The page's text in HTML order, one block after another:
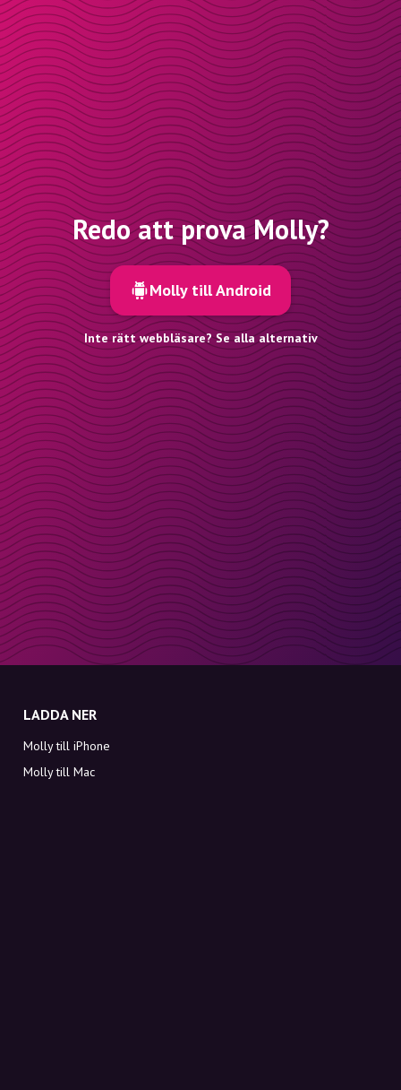
Redo att prova Molly?
Molly till Android
Inte rätt webbläsare? Se alla alternativ
LADDA NER
Molly till iPhone
Molly till Mac